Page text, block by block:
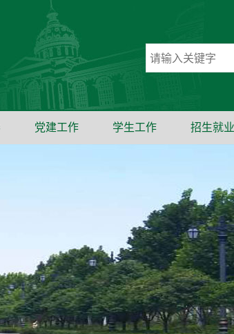
党建工作 学生工作 招生就业